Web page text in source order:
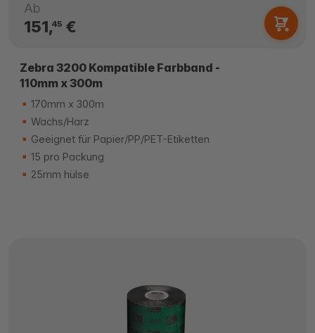
Ab
151,45€
Zebra 3200 Kompatible Farbband -
110mm x 300m
170mm x 300m
Wachs/Harz
Geeignet für Papier/PP/PET-Etiketten
15 pro Packung
25mm hülse